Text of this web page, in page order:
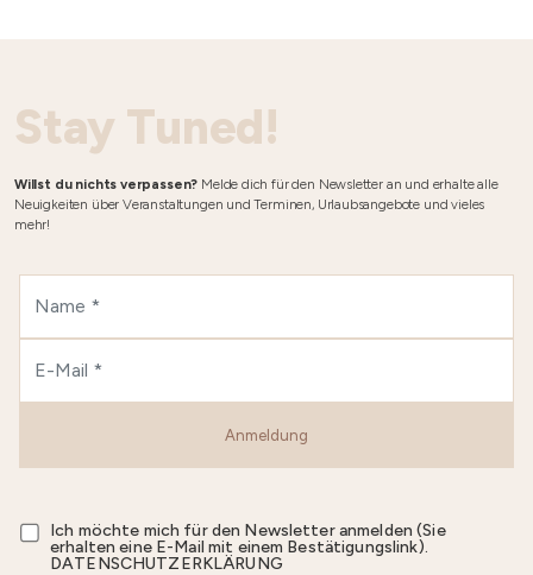
Stay Tuned!
Willst du nichts verpassen? Melde dich für den Newsletter an und erhalte alle
Neuigkeiten über Veranstaltungen und Terminen, Urlaubsangebote und vieles
mehr!
Anmeldung
Ich möchte mich für den Newsletter anmelden (Sie
erhalten eine E-Mail mit einem Bestätigungslink).
DATENSCHUTZERKLÄRUNG